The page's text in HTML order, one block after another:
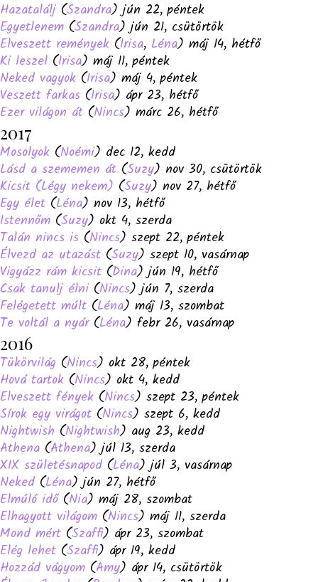
Hazatalálj (Szandra) jún 22, péntek
Egyetlenem (Szandra) jún 21, csütörtök
Elveszett remények (Irisa, Léna) máj 14, hétfő
Ki leszel (Irisa) máj 11, péntek
Neked vagyok (Irisa) máj 4, péntek
Veszett farkas (Irisa) ápr 23, hétfő
Ezer világon át (Nincs) márc 26, hétfő
2017
Mosolyok (Noémi) dec 12, kedd
Lásd a szememen át (Suzy) nov 30, csütörtök
Kicsit (Légy nekem) (Suzy) nov 27, hétfő
Egy élet (Léna) nov 13, hétfő
Istennőm (Suzy) okt 4, szerda
Talán nincs is (Nincs) szept 22, péntek
Élvezd az utazást (Suzy) szept 10, vasárnap
Vigyázz rám kicsit (Dina) jún 19, hétfő
Csak tanulj élni(Nincs) jún 7, szerda
Felégetett múlt (Léna) máj 13, szombat
Te voltál a nyár(Léna) febr 26, vasárnap
2016
Tükörvilág (Nincs) okt 28, péntek
Hová tartok (Nincs) okt 4, kedd
Elveszett fények (Nincs) szept 23, péntek
Sírok egy virágot (Nincs) szept 6, kedd
Nightwish (Nightwish) aug 23, kedd
Athena (Athena) júl 13, szerda
XIX születésnapod (Léna) júl 3, vasárnap
Neked (Léna) jún 27, hétfő
Elmúló idő(Nia) máj 28, szombat
Elhagyott világom (Nincs) máj 11, szerda
Mond mért (Szaffi) ápr 23, szombat
Elég lehet (Szaffi) ápr 19, kedd
Hozzád vágyom (Amy) ápr 14, csütörtök